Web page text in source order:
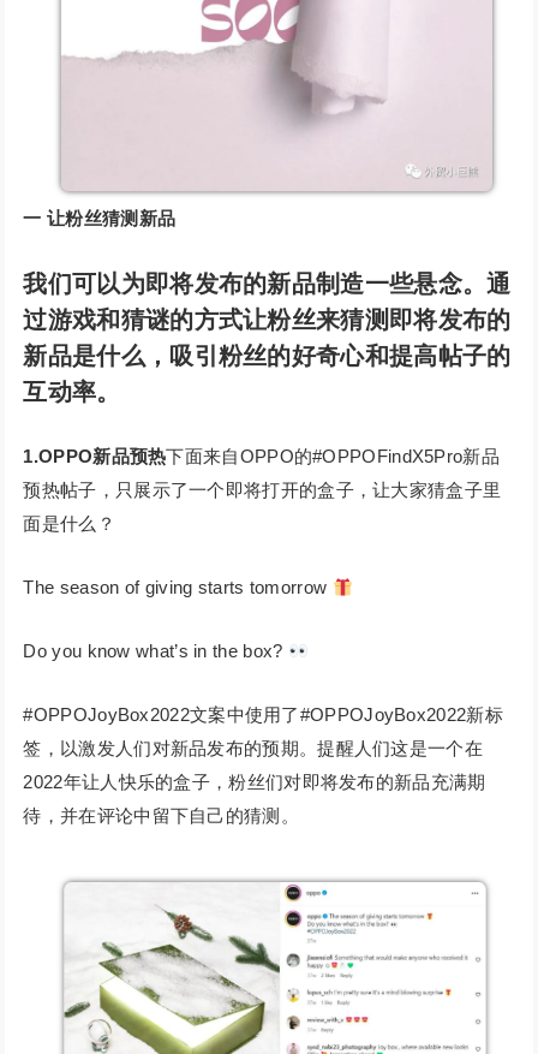
一 让粉丝猜测新品
我们可以为即将发布的新品制造一些悬念。通
过游戏和猜谜的方式让粉丝来猜测即将发布的
新品是什么，吸引粉丝的好奇心和提高帖子的
互动率。
1.OPPO新品预热下面来自OPPO的#OPPOFindX5Pro新品
预热帖子，只展示了一个即将打开的盒子，让大家猜盒子里
面是什么？
The season of giving starts tomorrow
Do you know what’s in the box?
#OPPOJoyBox2022文案中使用了#OPPOJoyBox2022新标
签，以激发人们对新品发布的预期。提醒人们这是一个在
2022年让人快乐的盒子，粉丝们对即将发布的新品充满期
待，并在评论中留下自己的猜测。